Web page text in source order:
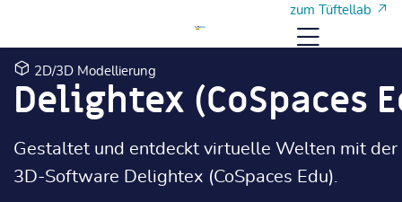
zum Tüftellab
Menu
2D/3D Modellierung
Delightex (CoSpaces
Gestaltet und entdeckt virtuelle Welten mit
3D-Software Delightex (CoSpaces Edu).